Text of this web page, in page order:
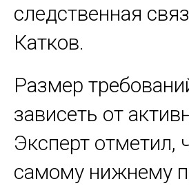
следственная
Катков.
Размер
зависеть от
Эксперт отметил,
самому нижнему